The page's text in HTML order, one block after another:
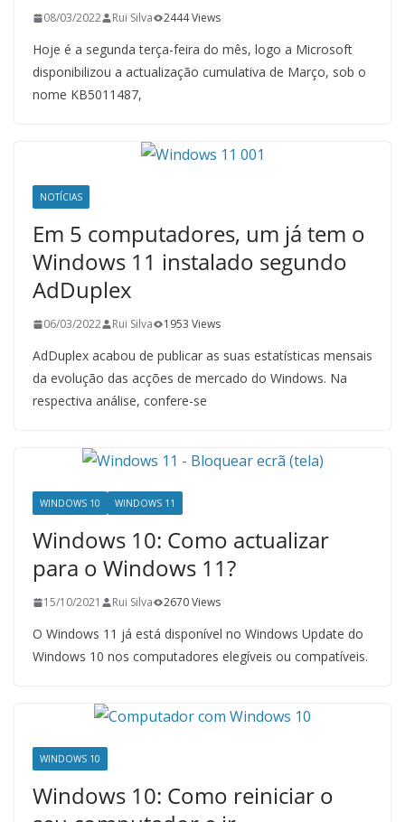
08/03/2022 Rui Silva 2444 Views
Hoje é a segunda terça-feira do mês, logo a Microsoft
disponibilizou a actualização cumulativa de Março, sob o
nome KB5011487,
NOTÍCIAS
Em 5 computadores, um já tem o
Windows 11 instalado segundo
AdDuplex
06/03/2022 Rui Silva 1953 Views
AdDuplex acabou de publicar as suas estatísticas mensais
da evolução das acções de mercado do Windows. Na
respectiva análise, confere-se
WINDOWS 10 WINDOWS 11
Windows 10: Como actualizar
para o Windows 11?
15/10/2021 Rui Silva 2670 Views
O Windows 11 já está disponível no Windows Update do
Windows 10 nos computadores elegíveis ou compatíveis.
WINDOWS 10
Windows 10: Como reiniciar o